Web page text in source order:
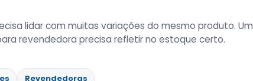
lidar com muitas variações do mesmo produto.
revendedora precisa refletir no estoque certo.
Revendedoras